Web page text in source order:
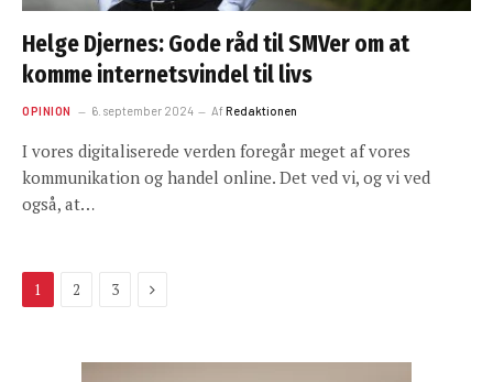
Helge Djernes: Gode råd til SMVer om at
komme internetsvindel til livs
OPINION 6. september 2024 AfRedaktionen
I vores digitaliserede verden foregår meget af vores
kommunikation og handel online. Det ved vi, og vi ved
også, at…
1 2 3 Next